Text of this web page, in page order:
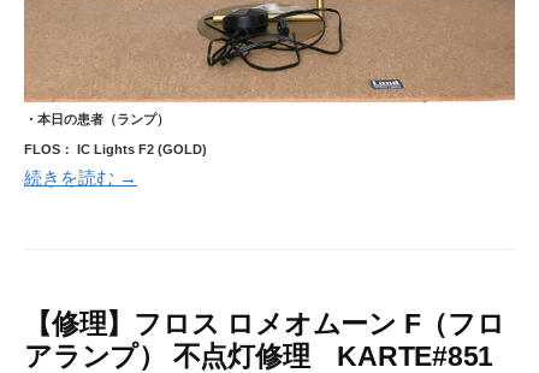
・本日の患者（ランプ）
FLOS： IC Lights F2 (GOLD)
続きを読む →
【修理】フロス ロメオムーン F（フロ
アランプ） 不点灯修理 KARTE#851